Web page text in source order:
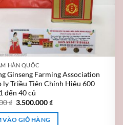
HÀN QUỐC
Ginseng Farming Association
ly Triều Tiên Chính Hiệu 600
đến 40 củ
₫ 3.500.000₫
VÀO GIỎ HÀNG